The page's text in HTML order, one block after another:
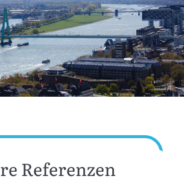
Referenzen